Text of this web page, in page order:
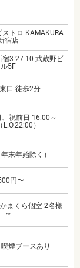
トロ KAMAKURA
宿店
3-27-10 武蔵野ビ
ル5F
口 徒歩2分
祝前日 16:00～
）
末年始除く）
円〜
まくら個室 2名様
～
煙ブースあり